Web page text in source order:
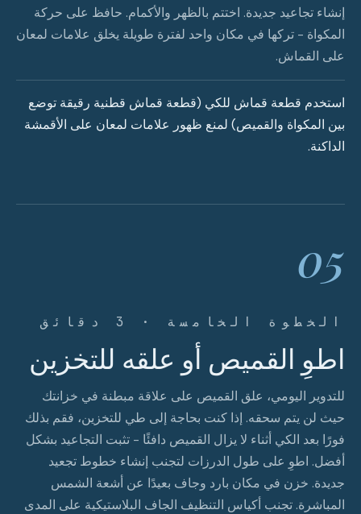
إنشاء تجاعيد جديدة. اختتم بالظهر والأكمام. حافظ على حركة
المكواة - تركها في مكان واحد لفترة طويلة يخلق علامات لمعان
على القماش.
استخدم قطعة قماش للكي (قطعة قماش قطنية رقيقة توضع
بين المكواة والقميص) لمنع ظهور علامات لمعان على الأقمشة
الداكنة.
05
الخطوة الخامسة · 3 دقائق
اطوِ القميص أو علقه للتخزين
للتدوير اليومي، علق القميص على علاقة مبطنة في خزانتك
حيث لن يتم سحقه. إذا كنت بحاجة إلى طي للتخزين، فقم بذلك
فورًا بعد الكي أثناء لا يزال القميص دافئًا - تثبت التجاعيد بشكل
أفضل. اطوِ على طول الدرزات لتجنب إنشاء خطوط تجعيد
جديدة. خزن في مكان بارد وجاف بعيدًا عن أشعة الشمس
المباشرة. تجنب أكياس التنظيف الجاف البلاستيكية على المدى